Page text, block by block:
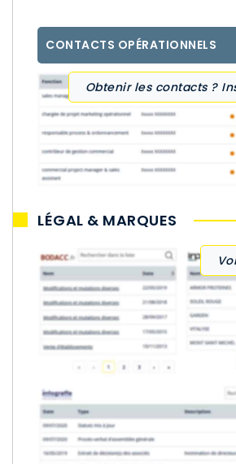
CONTACTS OPÉRATIONNELS
Obtenir les contacts ?
LÉGAL & MARQUES